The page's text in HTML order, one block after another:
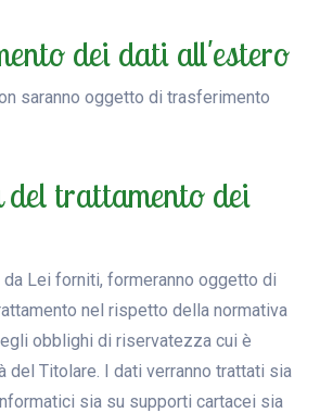
dei dati all'estero
saranno oggetto di trasferimento
trattamento dei
Lei forniti, formeranno oggetto di
nel rispetto della normativa
obblighi di riservatezza cui è
del Titolare. I dati verranno trattati sia
sia su supporti cartacei sia